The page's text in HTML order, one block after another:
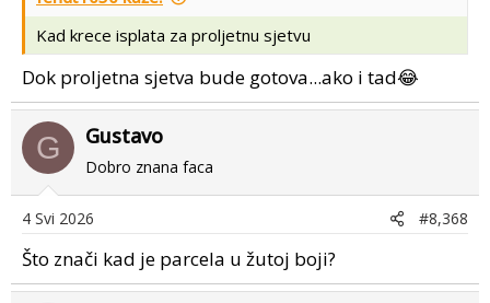
Kad krece isplata za proljetnu sjetvu
Dok proljetna sjetva bude gotova...ako i tad😂
G Gustavo
Dobro znana faca
4 Svi 2026 #8,368
Što znači kad je parcela u žutoj boji?